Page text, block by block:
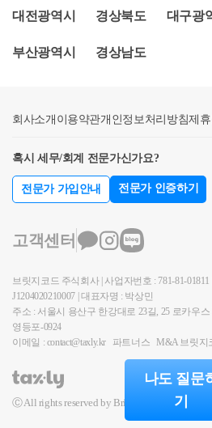
나도 질문
기
매업종을 사업자등록증에 등록
트를 만들어서 온라인으로 소비
받고 영업허가증 수령하여 해당
건이 성립되어야 제조업으로 등
①자기가 제품을 직접 제조하지
이 국내또는 개성공업지구에 소
충족하는 경우 제조업으로 봅니
접 기획(고안·디자인및 견본제
해당제품을 자기명의로 제조할
하여 자기책임하에 직접 판매할
시 구매안전서비스는?1. 구매안
상거래등에서의 소비자 보호에
호-제 3자의 중개를 통해서 소비
되는 세법입니다.2. 전자세금계
액공제를 해주고 있습니다.직전
서 세액공제해주는데요.이 세액
자 부가세 수시부과부가세의 경
대한 수시부과 항목이 없었습니
조세포탈사업자에 대해서도 부
명의위장등록 가산세 강화명의
다.이제 개정이 되어서 사업자 명
서 2%가 되었습니다.간이과세자
1%가 되었습니다. 2배가 되었다
이 세법도 2025년부터 적용이 됩
부 서류 추가이제 사업자등록을
류를 반드시 추가 제출해야 합니
우에 전대차계약서 사본과 임대
드시 필요합니다.6. 금융 보험
대전광역시 경상북도 대구광
부산광역시 경상남도
회사소개 이용약관개인정보처리방침제휴
혹시 세무/회계 전문가신가요?
전문가 가입안내 전문가 인증하기
고객센터
브릿지코드 주식회사 | 사업자번호 : 781-81-
J1204020210007 | 대표자명 : 박상민
주소 : 서울시 용산구 한강대로 23길, 25 로카우
영등포-0924
이메일 : contact@taxly.kr
파트너스 M&A 브릿지
Ⓒ All rights reserved by BridgeCode.